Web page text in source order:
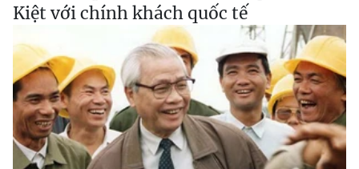
Kiệt với chính khách quốc tế